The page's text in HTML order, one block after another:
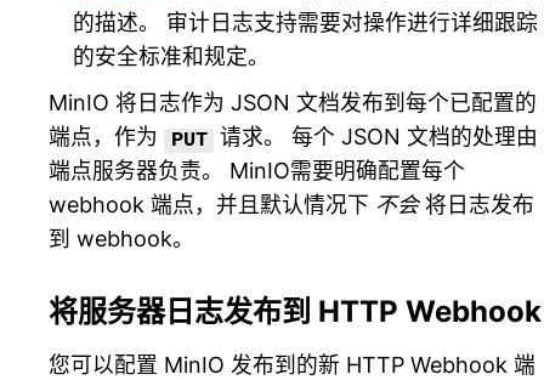
的描述。 审计日志支持需要对操作进行详细跟踪
的安全标准和规定。
MinIO 将日志作为 JSON 文档发布到每个已配置的
端点，作为
PUT 请求。 每个 JSON 文档的处理由
端点服务器负责。 MinIO需要明确配置每个
webhook 端点，并且默认情况下 不会将日志发布
到 webhook。
将服务器日志发布到 HTTP Webhook
您可以配置 MinIO 发布到的新 HTTP Webhook 端